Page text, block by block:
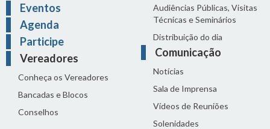
Eventos
Agenda
Participe
Vereadores
Conheça os Vereadores
Bancadas e Blocos
Conselhos
Audiências Públicas, Visitas
Técnicas e Seminários
Distribuição do dia
Comunicação
Notícias
Sala de Imprensa
Vídeos de Reuniões
Solenidades